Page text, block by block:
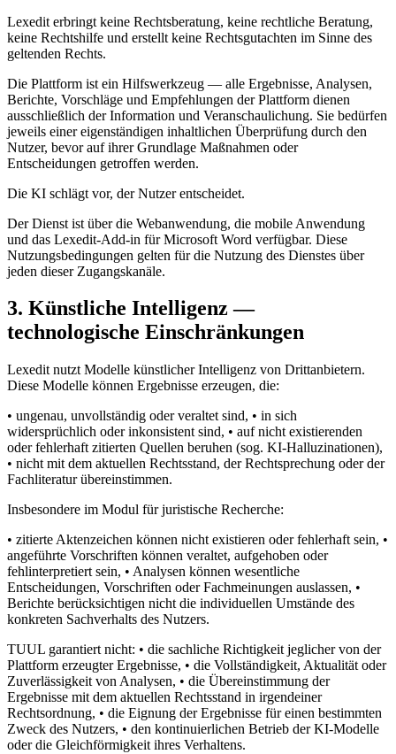
Lexedit erbringt keine Rechtsberatung, keine rechtliche Beratung,
keine Rechtshilfe und erstellt keine Rechtsgutachten im Sinne des
geltenden Rechts.
Die Plattform ist ein Hilfswerkzeug — alle Ergebnisse, Analysen,
Berichte, Vorschläge und Empfehlungen der Plattform dienen
ausschließlich der Information und Veranschaulichung. Sie bedürfen
jeweils einer eigenständigen inhaltlichen Überprüfung durch den
Nutzer, bevor auf ihrer Grundlage Maßnahmen oder
Entscheidungen getroffen werden.
Die KI schlägt vor, der Nutzer entscheidet.
Der Dienst ist über die Webanwendung, die mobile Anwendung
und das Lexedit-Add-in für Microsoft Word verfügbar. Diese
Nutzungsbedingungen gelten für die Nutzung des Dienstes über
jeden dieser Zugangskanäle.
3. Künstliche Intelligenz —
technologische Einschränkungen
Lexedit nutzt Modelle künstlicher Intelligenz von Drittanbietern.
Diese Modelle können Ergebnisse erzeugen, die:
• ungenau, unvollständig oder veraltet sind, • in sich
widersprüchlich oder inkonsistent sind, • auf nicht existierenden
oder fehlerhaft zitierten Quellen beruhen (sog. KI-Halluzinationen),
• nicht mit dem aktuellen Rechtsstand, der Rechtsprechung oder der
Fachliteratur übereinstimmen.
Insbesondere im Modul für juristische Recherche:
• zitierte Aktenzeichen können nicht existieren oder fehlerhaft sein, •
angeführte Vorschriften können veraltet, aufgehoben oder
fehlinterpretiert sein, • Analysen können wesentliche
Entscheidungen, Vorschriften oder Fachmeinungen auslassen, •
Berichte berücksichtigen nicht die individuellen Umstände des
konkreten Sachverhalts des Nutzers.
TUUL garantiert nicht: • die sachliche Richtigkeit jeglicher von der
Plattform erzeugter Ergebnisse, • die Vollständigkeit, Aktualität oder
Zuverlässigkeit von Analysen, • die Übereinstimmung der
Ergebnisse mit dem aktuellen Rechtsstand in irgendeiner
Rechtsordnung, • die Eignung der Ergebnisse für einen bestimmten
Zweck des Nutzers, • den kontinuierlichen Betrieb der KI-Modelle
oder die Gleichförmigkeit ihres Verhaltens.